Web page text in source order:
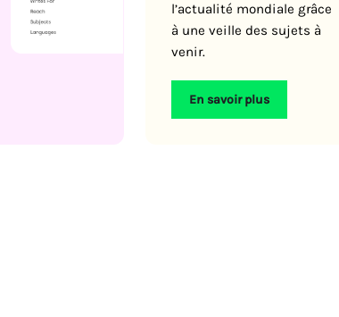
l’actualité mondiale grâce
à une veille des sujets à
venir.
En savoir plus